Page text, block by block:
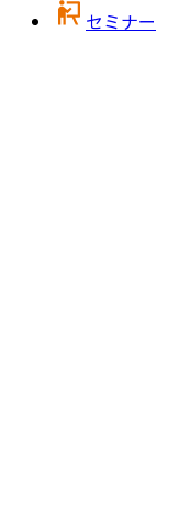
セミナー